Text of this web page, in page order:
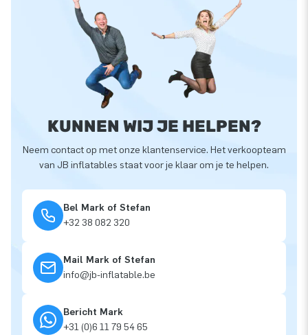
KUNNEN WIJ JE HELPEN?
Neem contact op met onze klantenservice. Het verkoopteam
van JB inflatables staat voor je klaar om je te helpen.
Bel Mark of Stefan
+32 38 082 320
Mail Mark of Stefan
info@jb-inflatable.be
Bericht Mark
+31 (0)6 11 79 54 65